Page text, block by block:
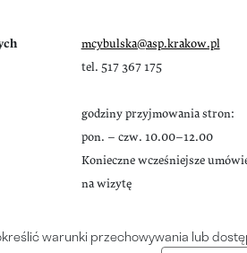
mcybulska@asp.krakow.pl
tel. 517 367 175
godziny przyjmowania stron:
pon. – czw. 10.00–12.00
Konieczne wcześniejsze
na wizytę
warunki przechowywania lub